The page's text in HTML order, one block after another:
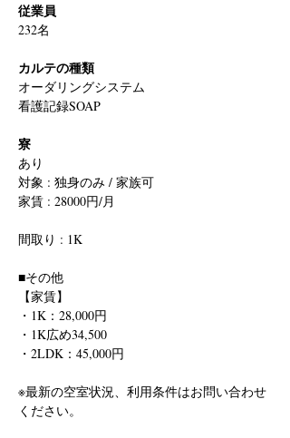
従業員
232名
カルテの種類
オーダリングシステム
看護記録SOAP
寮
あり
対象 : 独身のみ / 家族可
家賃 : 28000円/月
間取り : 1K
■その他
【家賃】
・1K：28,000円
・1K広め34,500
・2LDK：45,000円
※最新の空室状況、利用条件はお問い合わせ
ください。